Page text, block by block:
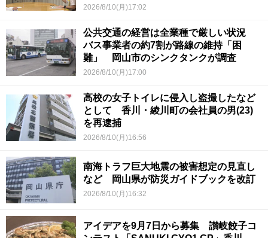
2026/8/10(月)17:02
公共交通の経営は全業種で厳しい状況
バス事業者の約7割が路線の維持「困
難」 岡山市のシンクタンクが調査
2026/8/10(月)17:00
高校の女子トイレに侵入し盗撮したなど
として 香川・綾川町の会社員の男(23)
を再逮捕
2026/8/10(月)16:56
南海トラフ巨大地震の被害想定の見直し
など 岡山県が防災ガイドブックを改訂
2026/8/10(月)16:32
アイデアを9月7日から募集 讃岐餃子コ